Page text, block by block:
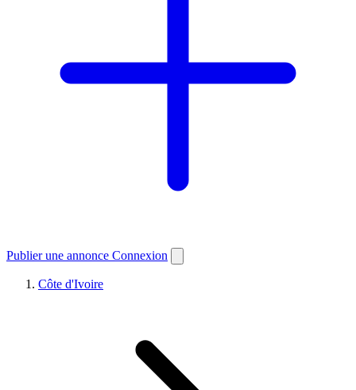
Publier une annonce Connexion
Côte d'Ivoire